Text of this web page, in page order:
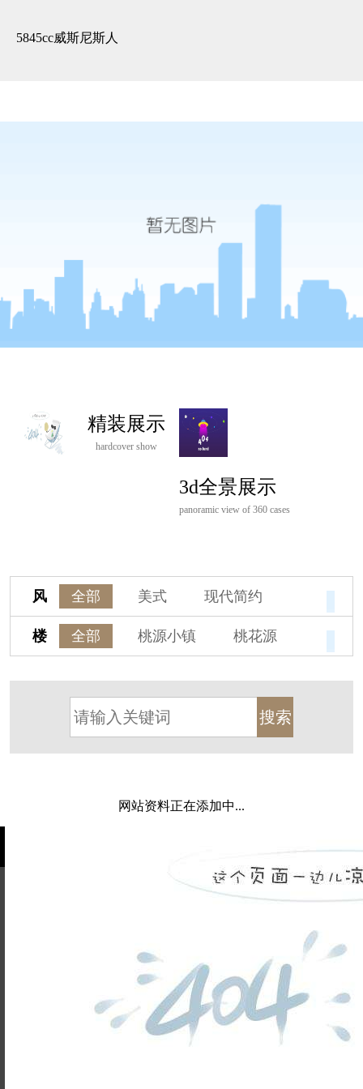
5845cc威斯尼斯人
精装展示
hardcover show
3d全景展示
panoramic view of 360 cases
风
格
全部 美式
现代简约
欧式
中式
新古典
新中式
新亚洲
混搭
轻奢
法式 北欧
简美
港式
其他装饰风格
楼
盘
全部 桃源小镇
桃花源
保亿·湖风雅园
杭房·首望澜翠府
西湖院子
东原德信九章赋
西溪玫瑰
万科·悦虹湾
西郊半岛
闻博花城
中海御道路一号
都会森林
北辰国颂府
半山林畔
碧桂园珑悦
玉榕庄
旭辉时代
自建别墅
网站资料正在添加中...
姓名不能
为空
电话不能